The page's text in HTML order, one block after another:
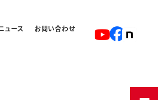
ュース お問い合わせ